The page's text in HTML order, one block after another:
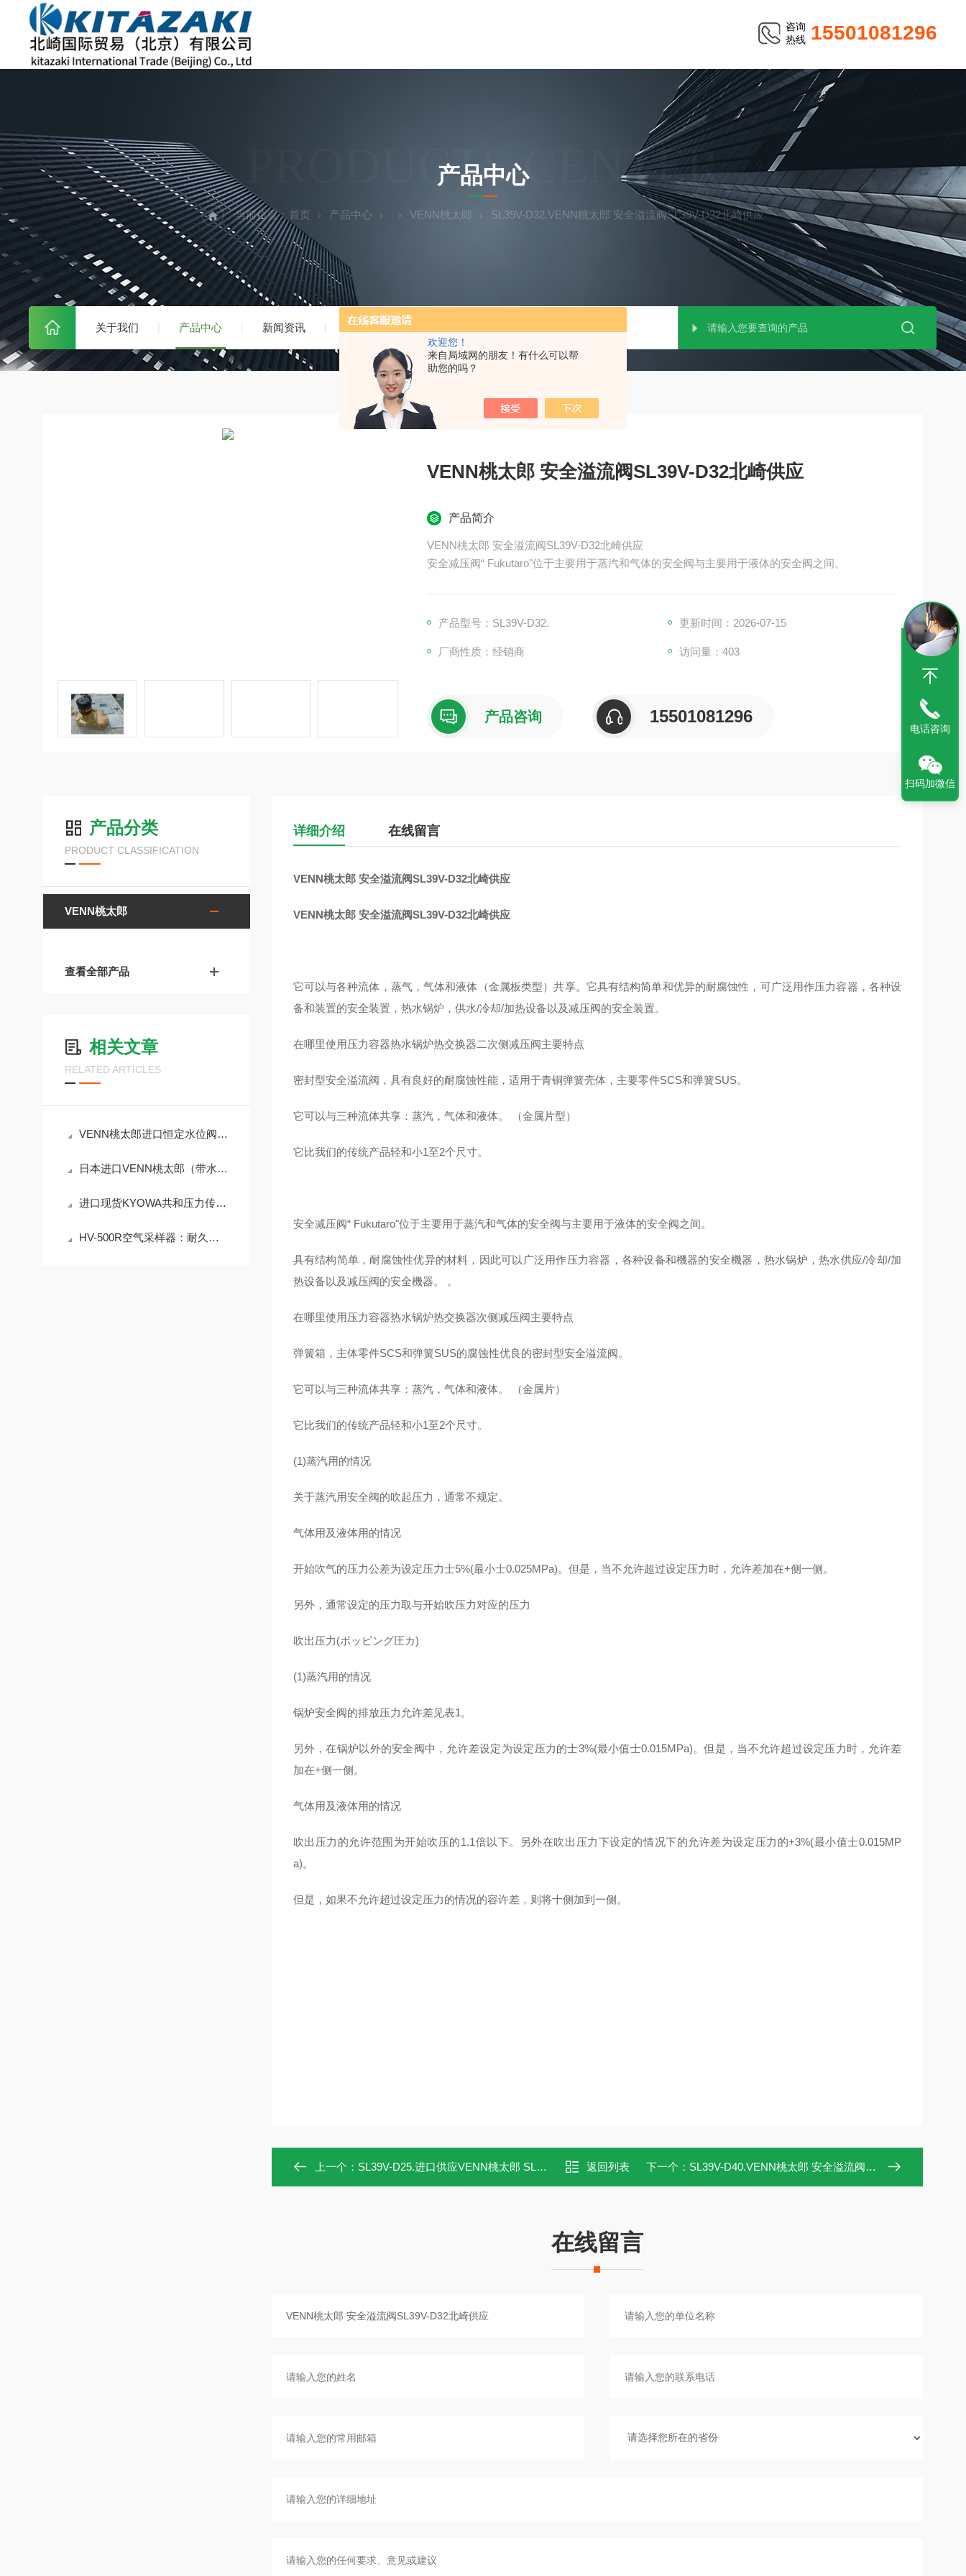
欢迎您！
来自局域网的朋友！有什么可以帮
助您的吗？
咨询
热线 15501081296
关于我们 产品中心 新闻资讯 技术文章
PRODUCTS CENTER
产品中心
当前位置： 首页 产品中心 VENN桃太郎 SL39V-D32.VENN桃太郎 安全溢流阀SL39V-D32北崎供应
VENN桃太郎 安全溢流阀SL39V-D32北崎供应
产品简介
VENN桃太郎 安全溢流阀SL39V-D32北崎供应
安全减压阀“ Fukutaro"位于主要用于蒸汽和气体的安全阀与主要用于液体的安全阀之间。
产品型号：SL39V-D32. 更新时间：2026-07-15
厂商性质：经销商 访问量：403
产品咨询 15501081296
产品分类
PRODUCT CLASSIFICATION
VENN桃太郎
查看全部产品
相关文章
RELATED ARTICLES
VENN桃太郎进口恒定水位阀LP8AN-F32
日本进口VENN桃太郎（带水一般用途调节机构）LP9HN-F40恒水位阀
进口现货KYOWA共和压力传感器 PG-200KU
HV-500R空气采样器：耐久性设计，适应恶劣环境
详细介绍 在线留言
VENN桃太郎 安全溢流阀SL39V-D32北崎供应
VENN桃太郎 安全溢流阀SL39V-D32北崎供应
它可以与各种流体，蒸气，气体和液体（金属板类型）共享。它具有结构简单和优异的耐腐蚀性，可广泛用作压力容器，各种设
备和装置的安全装置，热水锅炉，供水/冷却/加热设备以及减压阀的安全装置。
在哪里使用压力容器热水锅炉热交换器二次侧减压阀主要特点
密封型安全溢流阀，具有良好的耐腐蚀性能，适用于青铜弹簧壳体，主要零件SCS和弹簧SUS。
它可以与三种流体共享：蒸汽，气体和液体。 （金属片型）
它比我们的传统产品轻和小1至2个尺寸。
安全减压阀“ Fukutaro"位于主要用于蒸汽和气体的安全阀与主要用于液体的安全阀之间。
具有结构简单，耐腐蚀性优异的材料，因此可以广泛用作压力容器，各种设备和機器的安全機器，热水锅炉，热水供应/冷却/加
热设备以及减压阀的安全機器。 。
在哪里使用压力容器热水锅炉热交换器次侧减压阀主要特点
弹簧箱，主体零件SCS和弹簧SUS的腐蚀性优良的密封型安全溢流阀。
它可以与三种流体共享：蒸汽，气体和液体。 （金属片）
它比我们的传统产品轻和小1至2个尺寸。
(1)蒸汽用的情况
关于蒸汽用安全阀的吹起压力，通常不规定。
气体用及液体用的情况
开始吹气的压力公差为设定压力士5%(最小士0.025MPa)。但是，当不允许超过设定压力时，允许差加在+侧一侧。
另外，通常设定的压力取与开始吹压力对应的压力
吹出压力(ボッピング圧カ)
(1)蒸汽用的情况
锅炉安全阀的排放压力允许差见表1。
另外，在锅炉以外的安全阀中，允许差设定为设定压力的士3%(最小值士0.015MPa)。但是，当不允许超过设定压力时，允许差
加在+侧一侧。
气体用及液体用的情况
吹出压力的允许范围为开始吹压的1.1倍以下。另外在吹出压力下设定的情况下的允许差为设定压力的+3%(最小值士0.015MP
a)。
但是，如果不允许超过设定压力的情况的容许差，则将十侧加到一侧。
上一个： SL39V-D25.进口供应VENN桃太郎 SL39V-D25安全溢流阀 返回列表 下一个： SL39V-D40.VENN桃太郎 安全溢流阀SL39V-D40北崎供应
在线留言
电话咨询
扫码加微信